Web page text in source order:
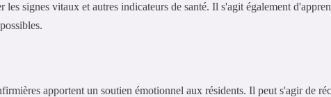
les signes vitaux et autres indicateurs de santé. Il s'agit également
apportent un soutien émotionnel aux résidents. Il peut s'agir de